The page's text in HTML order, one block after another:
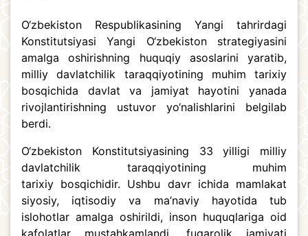
O‘zbekiston Respublikasining Yangi tahrirdagi
Konstitutsiyasi Yangi O‘zbekiston strategiyasini
amalga oshirishning huquqiy asoslarini yaratib,
milliy davlatchilik taraqqiyotining muhim tarixiy
bosqichida davlat va jamiyat hayotini yanada
rivojlantirishning ustuvor yo‘nalishlarini belgilab
berdi.
O‘zbekiston Konstitutsiyasining 33 yilligi milliy
davlatchilik taraqqiyotining muhim
tarixiy bosqichidir. Ushbu davr ichida mamlakat
siyosiy, iqtisodiy va ma’naviy hayotida tub
islohotlar amalga oshirildi, inson huquqlariga oid
kafolatlar mustahkamlandi, fuqarolik jamiyati